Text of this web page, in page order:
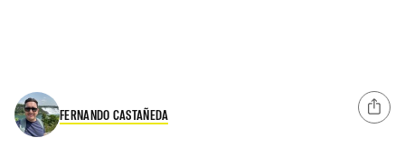
FERNANDO CASTAÑEDA